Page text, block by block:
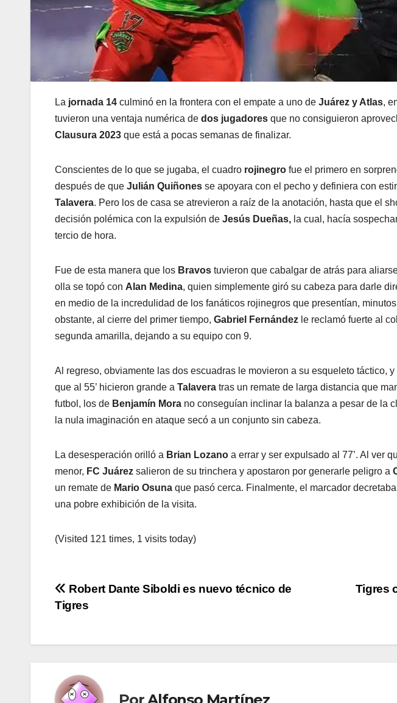
La jornada 14 culminó en la frontera con el empate a uno de Juárez y Atlas,
tuvieron una ventaja numérica de dos jugadores que no consiguieron
Clausura 2023 que está a pocas semanas de finalizar.
Conscientes de lo que se jugaba, el cuadro rojinegro fue el primero en
después de que Julián Quiñones se apoyara con el pecho y definiera con
Talavera. Pero los de casa se atrevieron a raíz de la anotación, hasta que el
decisión polémica con la expulsión de Jesús Dueñas, la cual, hacía
tercio de hora.
Fue de esta manera que los Bravos tuvieron que cabalgar de atrás para
olla se topó con Alan Medina, quien simplemente giró su cabeza para darle
en medio de la incredulidad de los fanáticos rojinegros que presentían,
obstante, al cierre del primer tiempo, Gabriel Fernández le reclamó fuerte al
segunda amarilla, dejando a su equipo con 9.
Al regreso, obviamente las dos escuadras le movieron a su esqueleto táctico,
que al 55’ hicieron grande a Talavera tras un remate de larga distancia que
futbol, los de Benjamín Mora no conseguían inclinar la balanza a pesar de la
la nula imaginación en ataque secó a un conjunto sin cabeza.
La desesperación orilló a Brian Lozano a errar y ser expulsado al 77’. Al ver
menor, FC Juárez salieron de su trinchera y apostaron por generarle peligro a
un remate de Mario Osuna que pasó cerca. Finalmente, el marcador
una pobre exhibición de la visita.
(Visited 121 times, 1 visits today)
Navegación
de
entradas
Tigres
Robert Dante Siboldi es nuevo técnico de
Tigres